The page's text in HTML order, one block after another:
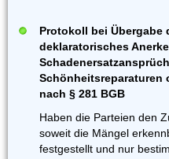
Protokoll bei Übergabe
deklaratorisches
Schönheitsreparaturen
nach § 281 BGB
Haben die Parteien den
soweit die Mängel
festgestellt und nur